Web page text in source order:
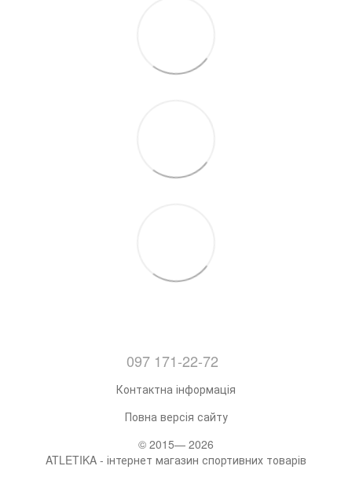
097 171-22-72
Контактна інформація
Повна версія сайту
© 2015— 2026
ATLETIKA - інтернет магазин спортивних товарів